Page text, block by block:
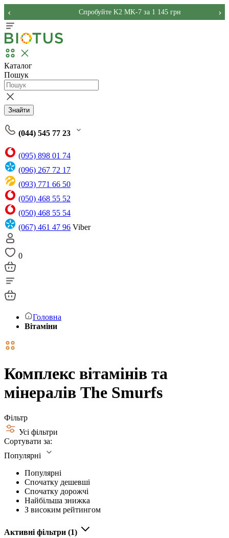
Спробуйте K2 MK-7 за 1 145 грн
‹ ›
Каталог
Пошук
Знайти
(044) 545 77 23
(095) 898 01 74
(096) 267 72 17
(093) 771 66 50
(050) 468 55 52
(050) 468 55 54
(067) 461 47 96 Viber
0
Головна
Вітаміни
Комплекс вітамінів та
мінералів The Smurfs
Фільтр
Усі фільтри
Сортувати за:
Популярні
Популярні
Спочатку дешевші
Спочатку дорожчі
Найбільша знижка
З високим рейтингом
Активні фільтри (1)